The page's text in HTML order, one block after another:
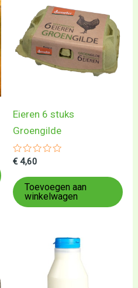
Eieren 6 stuks
Groengilde
Gewaardeerd
uit
5
€ 4,60
Toevoegen aan
winkelwagen